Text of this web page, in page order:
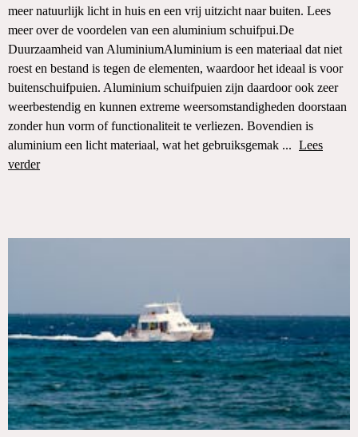
meer natuurlijk licht in huis en een vrij uitzicht naar buiten. Lees
meer over de voordelen van een aluminium schuifpui.De
Duurzaamheid van AluminiumAluminium is een materiaal dat niet
roest en bestand is tegen de elementen, waardoor het ideaal is voor
buitenschuifpuien. Aluminium schuifpuien zijn daardoor ook zeer
weerbestendig en kunnen extreme weersomstandigheden doorstaan
zonder hun vorm of functionaliteit te verliezen. Bovendien is
aluminium een licht materiaal, wat het gebruiksgemak ... Lees
verder